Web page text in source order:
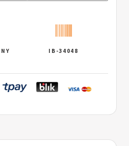
IB-34048